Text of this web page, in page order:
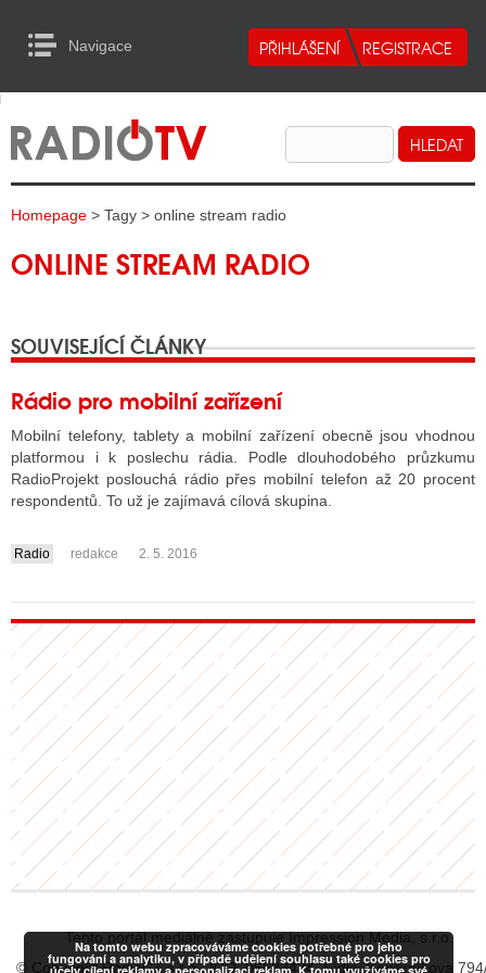
Navigace
RADIA
TELEVIZE
INTERNET
TISK
RADIA
RÁDIÍ
RÁDIÍ
VYSÍLAČE
TELEVIZE
TELEVIZÍ
VYSÍLAČE
INTERNET
RÁDIA
STRÁNKY RÁDIÍ
STRÁNKY TV
TISK
to Content
Homepage > Tagy > online stream radio
ONLINE STREAM RADIO
SOUVISEJÍCÍ ČLÁNKY
Rádio pro mobilní zařízení
Mobilní telefony, tablety a mobilní zařízení obecně jsou vhodnou
platformou i k poslechu rádia. Podle dlouhodobého průzkumu
RadioProjekt poslouchá rádio přes mobilní telefon až 20 procent
respondentů. To už je zajímavá cílová skupina.
....
Radio redakce 2. 5. 2016
Tento portál mediálně zastupuje Impression Media, s.r.o.
© Copyright RadiaCZ s.r.o., IČO: 06533434, Sídlo: Koperníkova
Na tomto webu zpracováváme cookies potřebné pro jeho
fungování a analytiku, v případě udělení souhlasu také cookies pro